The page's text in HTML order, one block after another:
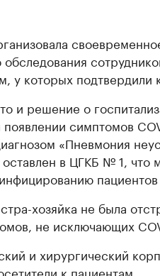
у которых подтвердили
и решение о
симптомов
«Пневмония
в ЦГКБ № 1, что
пациентов
хозяйка не была
не исключающих
и хирургический
к пациентам.